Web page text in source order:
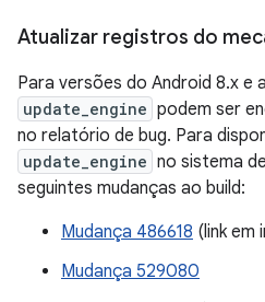
Atualizar registros do
Para versões do Android 8.x
update_engine podem ser
no relatório de bug. Para
update_engine no sistema
seguintes mudanças ao build:
Mudança 486618 (link em
Mudança 529080